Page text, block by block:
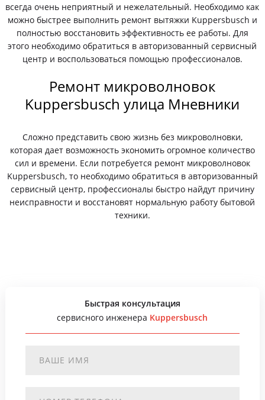
всегда очень неприятный и нежелательный. Необходимо как
можно быстрее выполнить ремонт вытяжки Kuppersbusch и
полностью восстановить эффективность ее работы. Для
этого необходимо обратиться в авторизованный сервисный
центр и воспользоваться помощью профессионалов.
Ремонт микроволновок
Kuppersbusch улица Мневники
Сложно представить свою жизнь без микроволновки,
которая дает возможность экономить огромное количество
сил и времени. Если потребуется ремонт микроволновок
Kuppersbusch, то необходимо обратиться в авторизованный
сервисный центр, профессионалы быстро найдут причину
неисправности и восстановят нормальную работу бытовой
техники.
Быстрая консультация
сервисного инженера Kuppersbusch